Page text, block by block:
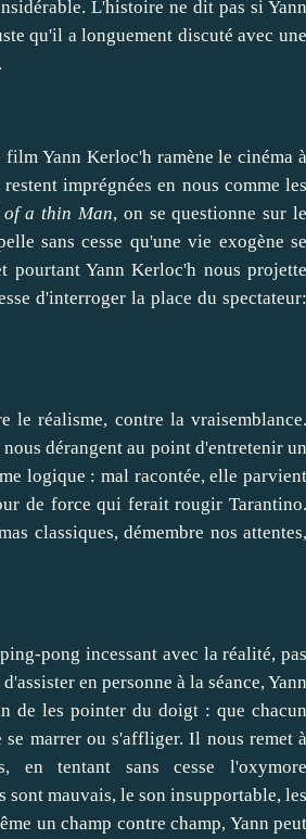
L'histoire ne dit pas si Yann
qu'il a longuement discuté avec une
Yann Kerloc'h ramène le cinéma à
imprégnées en nous comme les
of a thin Man, on se questionne sur le
sans cesse qu'une vie exogène se
pourtant Yann Kerloc'h nous projette
d'interroger la place du spectateur:
le réalisme, contre la vraisemblance.
dérangent au point d'entretenir un
logique : mal racontée, elle parvient
de force qui ferait rougir Tarantino.
classiques, démembre nos attentes,
pong incessant avec la réalité, pas
en personne à la séance, Yann
de les pointer du doigt : que chacun
marrer ou s'affliger. Il nous remet à
en tentant sans cesse l'oxymore
mauvais, le son insupportable, les
un champ contre champ, Yann peut